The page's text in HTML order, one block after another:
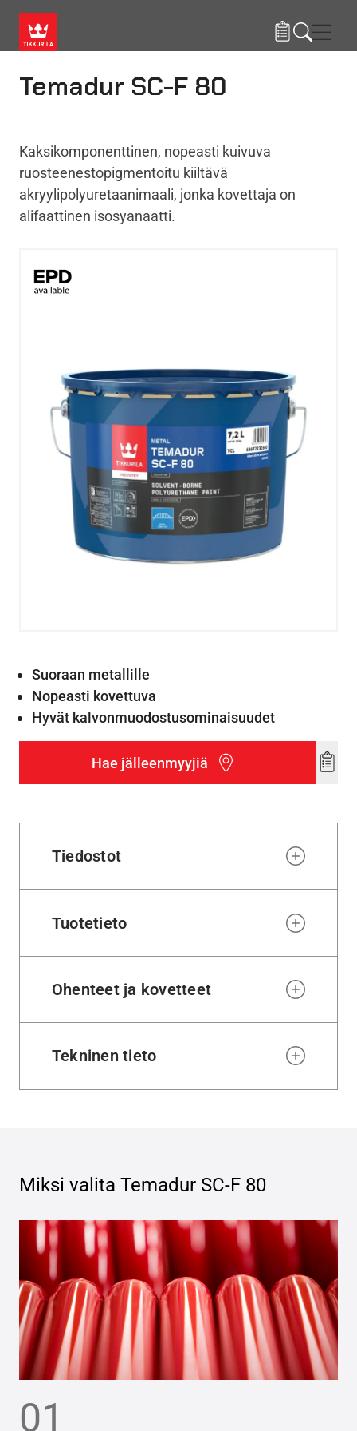
Temadur SC-F 80
Kaksikomponenttinen, nopeasti kuivuva
ruosteenestopigmentoitu kiiltävä
akryylipolyuretaanimaali, jonka kovettaja on
alifaattinen isosyanaatti.
Suoraan metallille
Nopeasti kovettuva
Hyvät kalvonmuodostusominaisuudet
Hae jälleenmyyjiä
Add
Tiedostot
Tuotetieto
Ohenteet ja kovetteet
Tekninen tieto
Miksi valita Temadur SC-F 80
01